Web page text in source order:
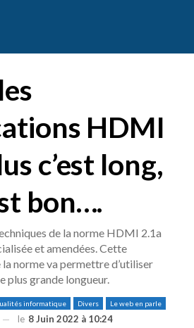
HDMI
c’est long,
bon….
de la norme HDMI 2.1a
et amendées. Cette
norme va permettre d’utiliser
plus grande longueur.
informatique Divers Le web en parle
le 8 Juin 2022 à 10:24